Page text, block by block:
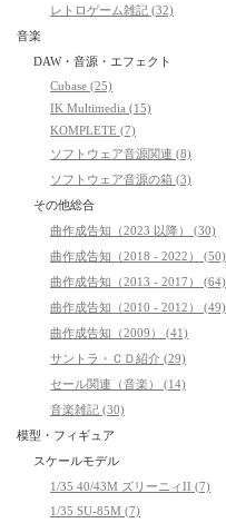
レトロゲーム雑記 (32)
音楽
DAW・音源・エフェクト
Cubase (25)
IK Multimedia (15)
KOMPLETE (7)
ソフトウェア音源関連 (8)
ソフトウェア音源の箱 (3)
その他総合
曲作成告知（2023 以降） (30)
曲作成告知（2018 - 2022） (50)
曲作成告知（2013 - 2017） (64)
曲作成告知（2010 - 2012） (49)
曲作成告知（2009） (41)
サントラ・ＣＤ紹介 (29)
セール関連（音楽） (14)
音楽雑記 (30)
模型・フィギュア
スケールモデル
1/35 40/43M ズリーニィII (7)
1/35 SU-85M (7)